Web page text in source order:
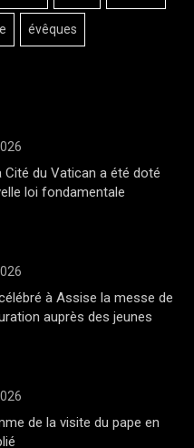
évêques
Cité du Vatican a été doté
loi fondamentale
à Assise la messe de
auprès des jeunes
de la visite du pape en